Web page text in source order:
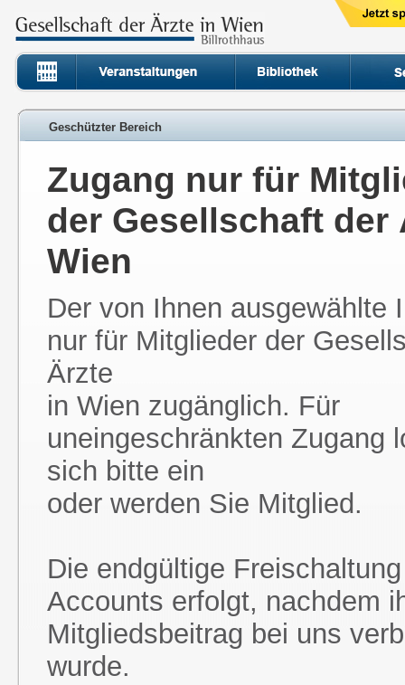
Geschützter Bereich
Zugang nur für
der Gesellschaft der
Wien
Der von Ihnen ausgewählte
nur für Mitglieder der
Ärzte
in Wien zugänglich. Für
uneingeschränkten Zugang
sich bitte ein
oder werden Sie Mitglied.
Die endgültige
Accounts erfolgt, nachdem
Mitgliedsbeitrag bei uns
wurde.